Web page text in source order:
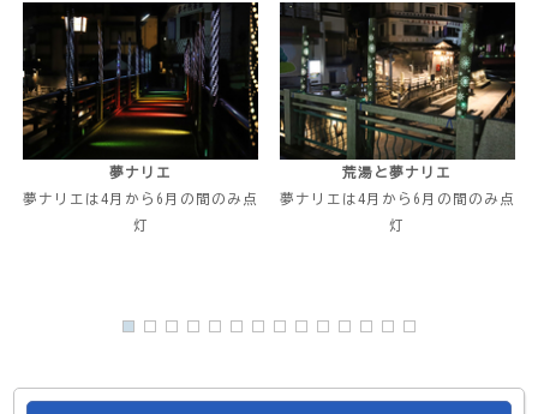
夢ナリエ
夢ナリエは4月から6月の間のみ点
灯
荒湯と夢ナリエ
夢ナリエは4月から6月の間のみ点
灯